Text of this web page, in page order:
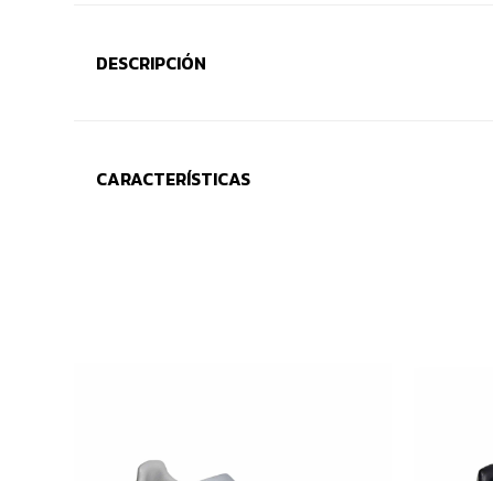
DESCRIPCIÓN
CARACTERÍSTICAS